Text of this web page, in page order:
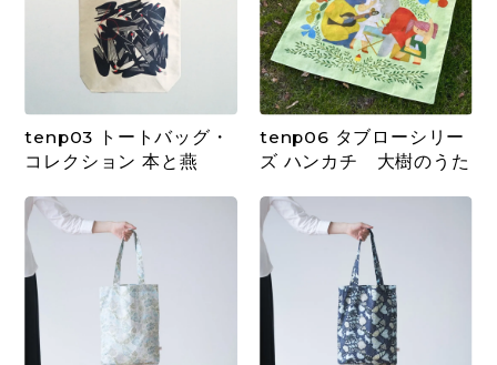
tenp03 トートバッグ・
コレクション 本と燕
tenp06 タブローシリー
ズ ハンカチ 大樹のうた